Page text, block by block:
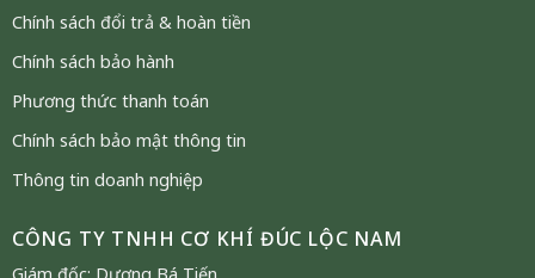
Song mã dát vàng 24K quà tặng phong thủy cao cấp
Chính sách đổi trả & hoàn tiền
Chính sách bảo hành
Phương thức thanh toán
Chính sách bảo mật thông tin
Thông tin doanh nghiệp
CÔNG TY TNHH CƠ KHÍ ĐÚC LỘC NAM